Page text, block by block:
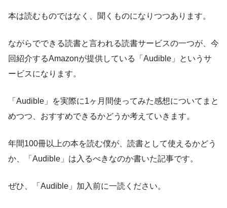
本は読むものではなく、聞くものになりつつあります。
ながらでできる読書と言われる読書サービスの一つが、今
回紹介するAmazonが提供している「Audible」というサ
ービスになります。
「Audible」を実際に1ヶ月間使ってみた感想についてまと
めつつ、おすすめできるかどうか考えていきます。
年間100冊以上の本を読む僕が、読書として使えるかどう
か、「Audible」は入るべきなのか書いた記事です。
ぜひ、「Audible」加入前に一読ください。